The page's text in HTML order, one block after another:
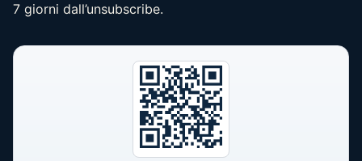
7 giorni dall’unsubscribe.